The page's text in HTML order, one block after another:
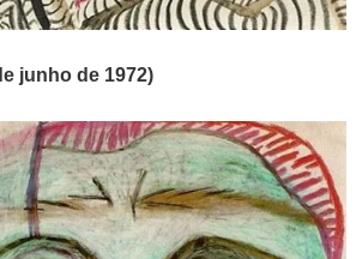
junho de 1972)